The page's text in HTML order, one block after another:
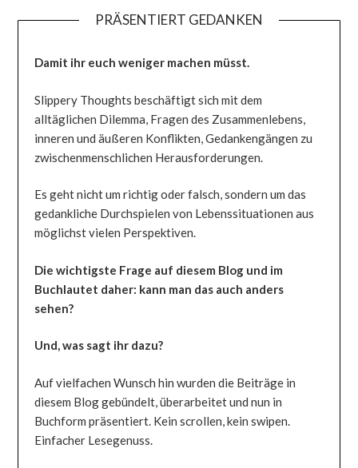
PRÄSENTIERT GEDANKEN
Damit ihr euch weniger machen müsst.
Slippery Thoughts beschäftigt sich mit dem
alltäglichen Dilemma, Fragen des Zusammenlebens,
inneren und äußeren Konflikten, Gedankengängen zu
zwischenmenschlichen Herausforderungen.
Es geht nicht um richtig oder falsch, sondern um das
gedankliche Durchspielen von Lebenssituationen aus
möglichst vielen Perspektiven.
Die wichtigste Frage auf diesem Blog und im
Buchlautet daher: kann man das auch anders
sehen?
Und, was sagt ihr dazu?
Auf vielfachen Wunsch hin wurden die Beiträge in
diesem Blog gebündelt, überarbeitet und nun in
Buchform präsentiert. Kein scrollen, kein swipen.
Einfacher Lesegenuss.